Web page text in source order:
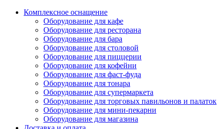
Комплексное оснащение
Оборудование для кафе
Оборудование для ресторана
Оборудование для бара
Оборудование для столовой
Оборудование для пиццерии
Оборудование для кофейни
Оборудование для фаст-фуда
Оборудование для тонара
Оборудование для супермаркета
Оборудование для торговых павильонов и палаток
Оборудование для мини-пекарни
Оборудование для магазина